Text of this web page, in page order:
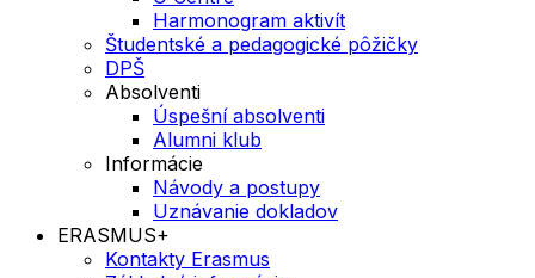
Harmonogram aktivít
Študentské a pedagogické pôžičky
DPŠ
Absolventi
Úspešní absolventi
Alumni klub
Informácie
Návody a postupy
Uznávanie dokladov
ERASMUS+
Kontakty Erasmus